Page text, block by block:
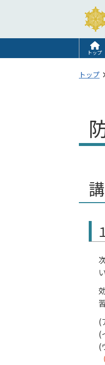
トップ
トップ
(
(
(